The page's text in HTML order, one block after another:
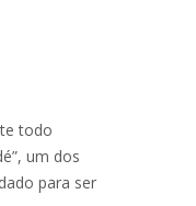
todo
um dos
para ser